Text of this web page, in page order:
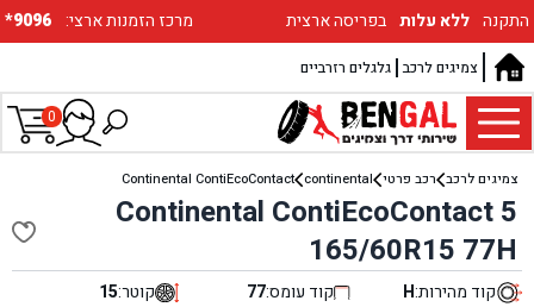
*9096 :מרכז הזמנות ארצי התקנה ללא עלות בפריסה ארצית
גלגלים רזרביים צמיגים לרכב
0
צמיגים לרכב רכב פרטי continental
Continental ContiEcoContact
Continental ContiEcoContact 5
165/60R15 77H
קוד מהירות:H קוד עומס:77 קוטר:15